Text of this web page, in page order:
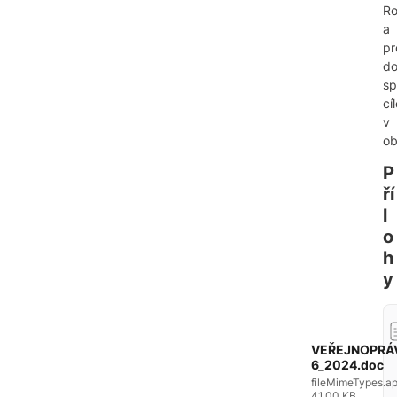
a
v
P
ří
l
o
h
y
6_2024.doc